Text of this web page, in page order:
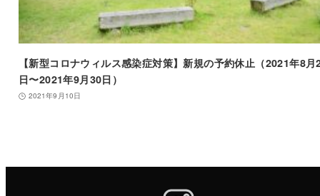
【新型コロナウィルス感染症対策】新規の予約休止（2021年8月
日〜2021年9月30日）
2021年9月10日